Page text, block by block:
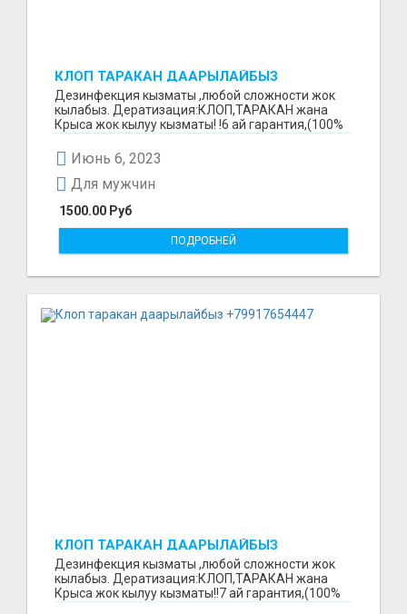
КЛОП ТАРАКАН ДААРЫЛАЙБЫЗ
+79917654447
Дезинфекция кызматы ,любой сложности жок
кылабыз. Дератизация:КЛОП,ТАРАКАН жана
Крыса жок кылуу кызматы! !6 ай гарантия,(100%
Июнь 6, 2023
1500.00 Руб
Для мужчин
ПОДРОБНЕЙ
КЛОП ТАРАКАН ДААРЫЛАЙБЫЗ
+79917654447
Дезинфекция кызматы ,любой сложности жок
кылабыз. Дератизация:КЛОП,ТАРАКАН жана
Крыса жок кылуу кызматы!!7 ай гарантия,(100%